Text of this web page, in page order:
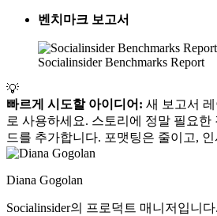
벤치마크 보고서
Socialinsider Benchmarks Report
💡
빠르게 시도할 아이디어: 새 보고서
로 사용하세요. 스토리에 정말 필요한
드를 추가합니다. 포맷팅은 줄이고,
Diana Gogolan
Socialinsider의 프로덕트 매니저입니